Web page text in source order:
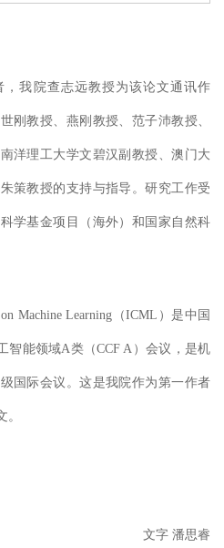
，我院查志远教授为该论文通 讯作
刚教授、燕刚教授、范子沛教授、
洋理工大学文碧汉副教授、澳门大
策教授的支持与指导。研究工作受
学基金项目（海外）和国家自然科
Machine Learning（ICML ） 是中国
智能领域A类（CCF A）会议 ，是机
国际会议。这是我院作为第一作者
文字 潘思睿